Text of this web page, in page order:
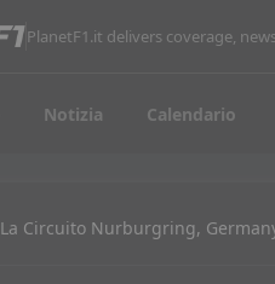
PlanetF1.it delivers coverage,
Notizia Calendario
La Circuito Nurburgring,